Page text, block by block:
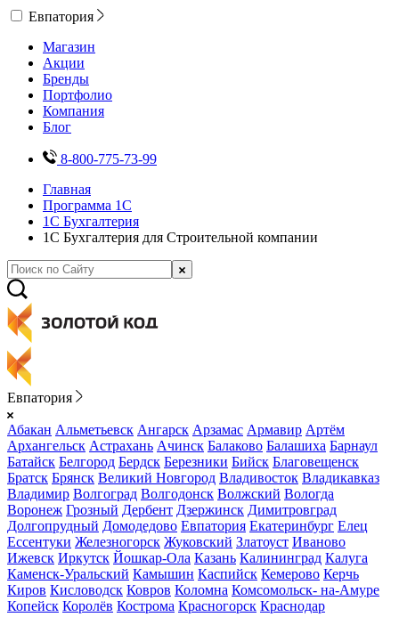
Евпатория
Магазин
Акции
Бренды
Портфолио
Компания
Блог
8-800-775-73-99
Главная
Программа 1С
1С Бухгалтерия
1С Бухгалтерия для Строительной компании
Евпатория
Абакан Альметьевск Ангарск Арзамас Армавир Артём
Архангельск Астрахань Ачинск Балаково Балашиха Барнаул
Батайск Белгород Бердск Березники Бийск Благовещенск
Братск Брянск Великий Новгород Владивосток Владикавказ
Владимир Волгоград Волгодонск Волжский Вологда
Воронеж Грозный Дербент Дзержинск Димитровград
Долгопрудный Домодедово Евпатория Екатеринбург Елец
Ессентуки Железногорск Жуковский Златоуст Иваново
Ижевск Иркутск Йошкар-Ола Казань Калининград Калуга
Каменск-Уральский Камышин Каспийск Кемерово Керчь
Киров Кисловодск Ковров Коломна Комсомольск- на-Амуре
Копейск Королёв Кострома Красногорск Краснодар